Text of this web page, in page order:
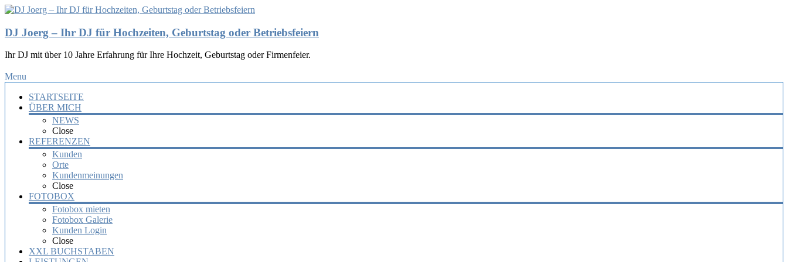
DJ Joerg – Ihr DJ für Hochzeiten, Geburtstag oder Betriebsfeiern
Ihr DJ mit über 10 Jahre Erfahrung für Ihre Hochzeit, Geburtstag oder Firmenfeier.
Menu
STARTSEITE
ÜBER MICH
NEWS
Close
REFERENZEN
Kunden
Orte
Kundenmeinungen
Close
FOTOBOX
Fotobox mieten
Fotobox Galerie
Kunden Login
Close
XXL BUCHSTABEN